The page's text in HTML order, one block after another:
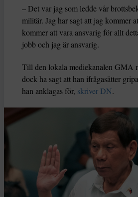
– Det var jag som ledde vår
militär. Jag har sagt att jag kommer
kommer att vara ansvarig för allt
jobb och jag är ansvarig.
Till den lokala mediekanalen GMA
dock ha sagt att han ifrågasätter
han anklagas för, skriver DN.